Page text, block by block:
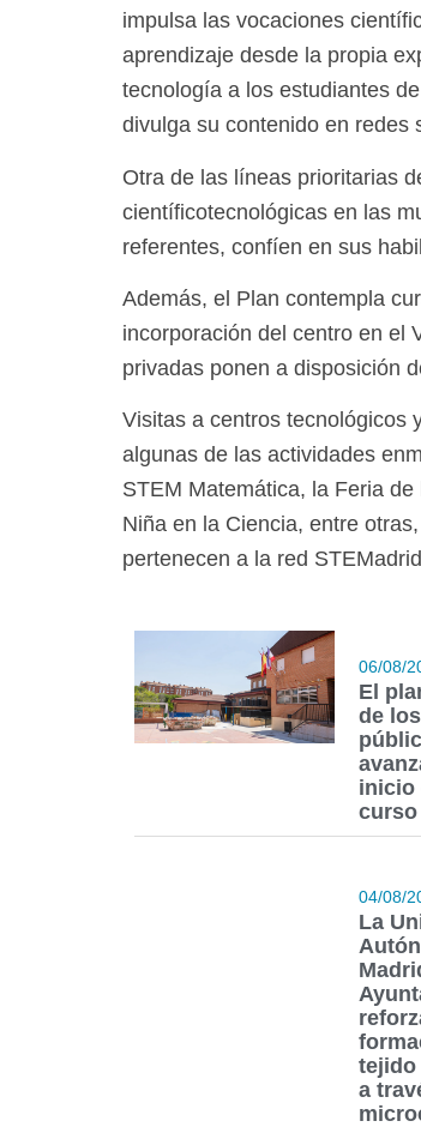
impulsa las vocaciones
aprendizaje desde la propia
tecnología a los estudiantes
divulga su contenido en redes
Otra de las líneas prioritarias
científicotecnológicas en las
referentes, confíen en sus
Además, el Plan contempla
incorporación del centro en el
privadas ponen a disposición
Visitas a centros tecnológicos
algunas de las actividades
STEM Matemática, la Feria
Niña en la Ciencia, entre
pertenecen a la red
06/08/
El
de
inicio
curso
04/08/
La
tejido
a